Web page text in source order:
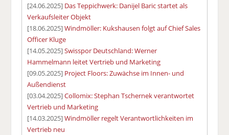
[24.06.2025] Das Teppichwerk: Danijel Baric startet als
Verkaufsleiter Objekt
[18.06.2025]Windmöller: Kukshausen folgt auf Chief Sales
Officer Kluge
[14.05.2025]Swisspor Deutschland: Werner
Hammelmann leitet Vertrieb und Marketing
[09.05.2025] Project Floors: Zuwächse im Innen- und
Außendienst
[03.04.2025]Collomix: Stephan Tschernek verantwortet
Vertrieb und Marketing
[14.03.2025]Windmöller regelt Verantwortlichkeiten im
Vertrieb neu